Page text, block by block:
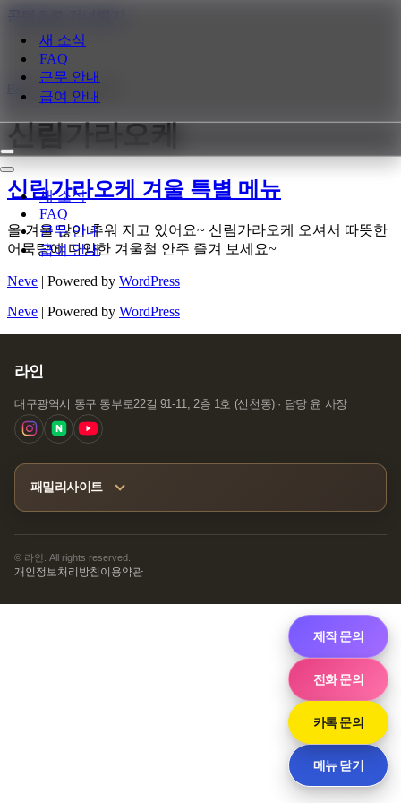
제작 문의
전화 문의
카톡 문의
메뉴 닫기
새 소식
FAQ
근무 안내
급여 안내
내
비
게
션
메
뉴
내
비
이
션
메
뉴
새 소식
FAQ
근무 안내
급여 안내
»신림가라오케
신림가라오케
신림가라오케 겨울 특별 메뉴
올 겨울 많이 추워 지고 있어요~ 신림가라오케 오셔서 따뜻한
어묵탕에 다양한 겨울철 안주 즐겨 보세요~
Neve | Powered by WordPress
Neve | Powered by WordPress
라인
대구광역시 동구 동부로22길 91-11, 2층 1호 (신천동) · 담당 윤 사장
패밀리사이트
© 라인. All rights reserved.
개인정보처리방침 이용약관